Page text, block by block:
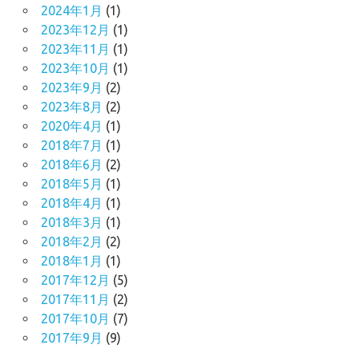
2024年1月 (1)
2023年12月 (1)
2023年11月 (1)
2023年10月 (1)
2023年9月 (2)
2023年8月 (2)
2020年4月 (1)
2018年7月 (1)
2018年6月 (2)
2018年5月 (1)
2018年4月 (1)
2018年3月 (1)
2018年2月 (2)
2018年1月 (1)
2017年12月 (5)
2017年11月 (2)
2017年10月 (7)
2017年9月 (9)